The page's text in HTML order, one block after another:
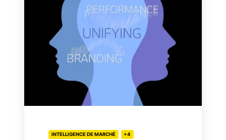
performance
INTELLIGENCE DE MARCHÉ +4